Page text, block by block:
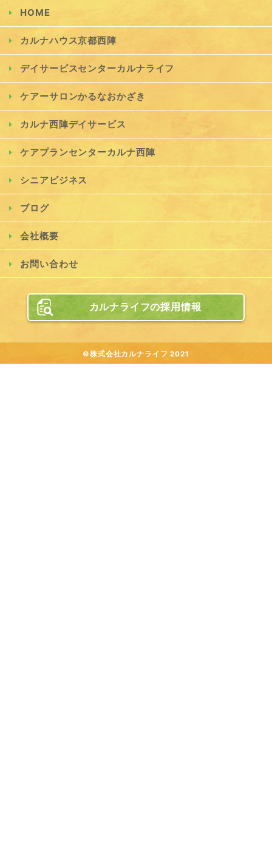
HOME
カルナハウス京都西陣
デイサービスセンターカルナライフ
ケアーサロンかるなおかざき
カルナ西陣デイサービス
ケアプランセンターカルナ西陣
シニアビジネス
ブログ
会社概要
お問い合わせ
カルナライフの採用情報
©株式会社カルナライフ 2021